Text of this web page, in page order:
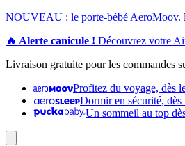
NOUVEAU : le porte-bébé AeroMoov.
🔥 Alerte canicule ! Découvrez votre
Livraison gratuite pour les commandes
Profitez du voyage, dès
Dormir en sécurité,
Un sommeil au top